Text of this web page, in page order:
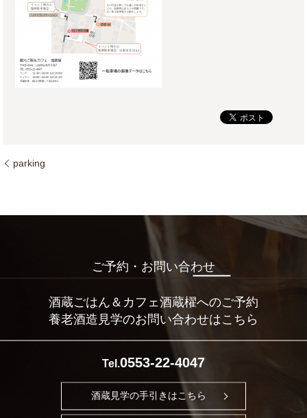
parking
ご予約・お問い合わせ
酒蔵ごはん＆カフェ酒蔵櫂へのご予約
養老酒造見学のお問い合わせはこちら
Tel.0553-22-4047
酒蔵見学の手引きはこちら